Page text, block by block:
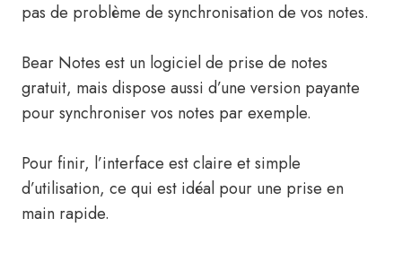
pas de problème de synchronisation de vos notes.
Bear Notes est un logiciel de prise de notes
gratuit, mais dispose aussi d’une version payante
pour synchroniser vos notes par exemple.
Pour finir, l’interface est claire et simple
d’utilisation, ce qui est idéal pour une prise en
main rapide.